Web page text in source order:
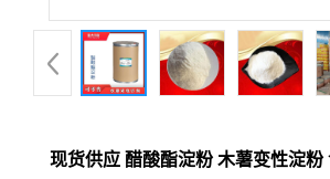
现货供应 醋酸酯淀粉 木薯变性淀粉